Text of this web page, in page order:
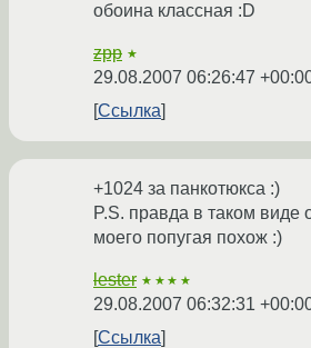
обоина классная :D
zpp ★
29.08.2007 06:26:47
Ссылка
+1024 за панкотюкса :)
P.S. правда в таком виде
моего попугая похож :)
lester ★★★★
29.08.2007 06:32:31
Ссылка